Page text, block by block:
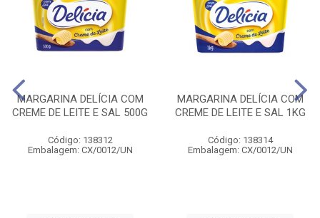
MARGARINA DELÍCIA COM
CREME DE LEITE E SAL 500G
Código: 138312
Embalagem: CX/0012/UN
MARGARINA DELÍCIA COM
CREME DE LEITE E SAL 1KG
Código: 138314
Embalagem: CX/0012/UN